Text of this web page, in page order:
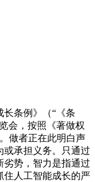
条例》（“《条
会，按照《著做权
做者正在此明白声
或承担义务。只通过
劣势，智力是指通过
住人工智能成长的严